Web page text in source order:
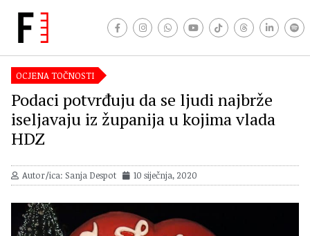
OCJENA TOČNOSTI
Podaci potvrđuju da se ljudi najbrže
iseljavaju iz županija u kojima vlada
HDZ
Autor/ica: Sanja Despot 10 siječnja, 2020